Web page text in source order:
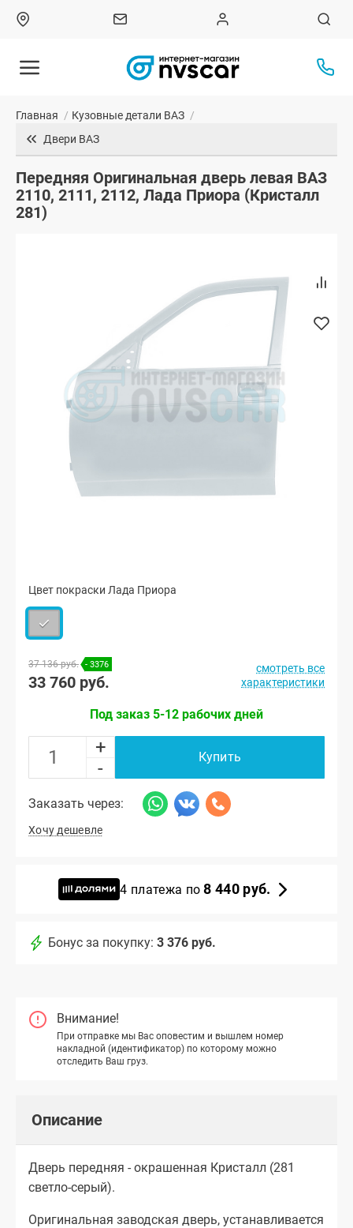
Главная / Кузовные детали ВАЗ /
Двери ВАЗ
Передняя Оригинальная дверь левая ВАЗ
2110, 2111, 2112, Лада Приора (Кристалл
281)
Цвет покраски Лада Приора
37 136 руб. - 3376
33 760 руб.
смотреть все
характеристики
Под заказ 5-12 рабочих дней
+
-
Купить
Заказать через:
Хочу дешевле
4 платежа по8 440 руб.
Бонус за покупку: 3 376 руб.
Внимание!
При отправке мы Вас оповестим и вышлем номер
накладной (идентификатор) по которому можно
отследить Ваш груз.
Описание
Дверь передняя - окрашенная Кристалл (281
светло-серый).
Оригинальная заводская дверь, устанавливается